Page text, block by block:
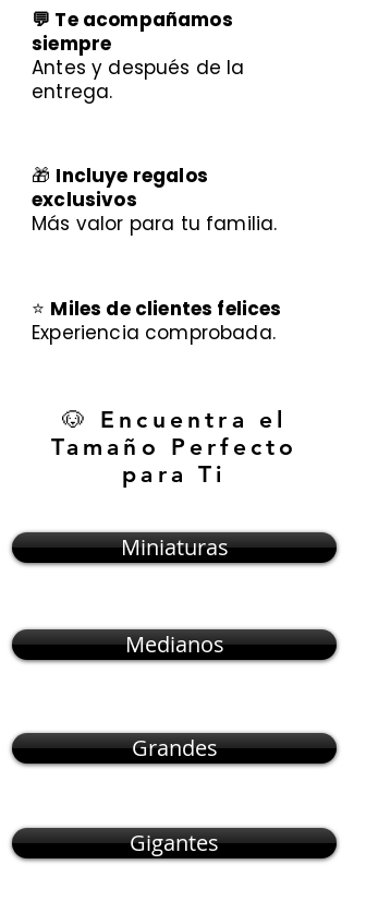
💬 Te acompañamos
siempre
Antes y después de la
entrega.
🎁 Incluye regalos
exclusivos
Más valor para tu familia.
⭐ Miles de clientes felices
Experiencia comprobada.
🐶 Encuentra el
Tamaño Perfecto
para Ti
Miniaturas
Medianos
Grandes
Gigantes